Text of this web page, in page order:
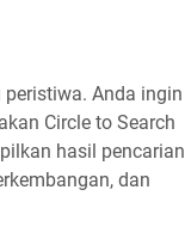
Anda ingin
Circle to Search
hasil pencarian
dan